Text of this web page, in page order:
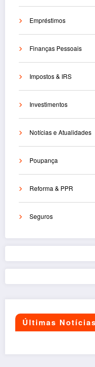
Empréstimos
Finanças Pessoais
Impostos & IRS
Investimentos
Notícias e Atualidades
Poupança
Reforma & PPR
Seguros
Últimas Notícias